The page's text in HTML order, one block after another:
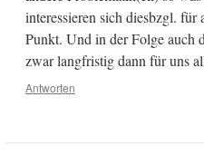
interessieren sich diesbzgl.
Punkt. Und in der Folge auch
zwar langfristig dann für uns
Antworten